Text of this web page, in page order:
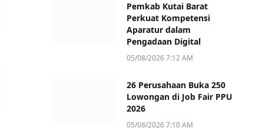
Pemkab Kutai Barat
Perkuat Kompetensi
Aparatur dalam
Pengadaan Digital
05/08/2026 7:12 AM
26 Perusahaan Buka 250
Lowongan di Job Fair PPU
2026
05/08/2026 7:10 AM